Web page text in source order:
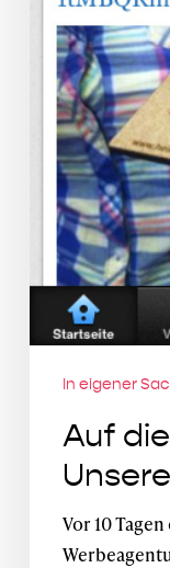
In eigener
Auf
Vor 10